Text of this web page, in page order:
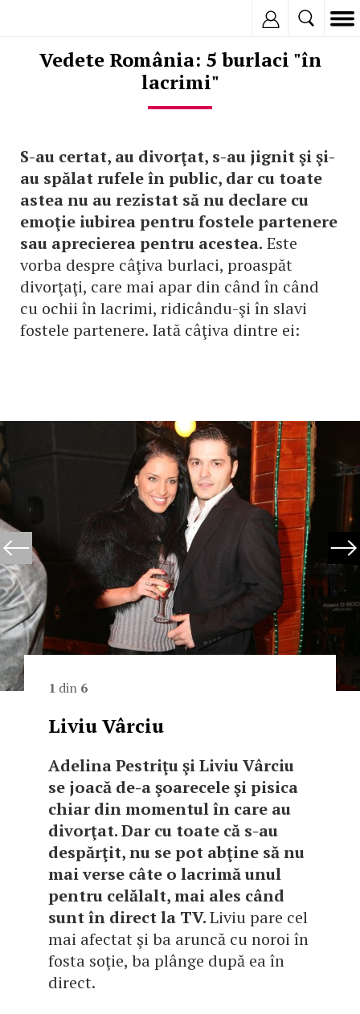
Vedete România: 5 burlaci "în
lacrimi"
S-au certat, au divorţat, s-au jignit şi şi-
au spălat rufele în public, dar cu toate
astea nu au rezistat să nu declare cu
emoţie iubirea pentru fostele partenere
sau aprecierea pentru acestea. Este
vorba despre câţiva burlaci, proaspăt
divorţaţi, care mai apar din când în când
cu ochii în lacrimi, ridicându-şi în slavi
fostele partenere. Iată câţiva dintre ei:
1 din 6
Liviu Vârciu
Adelina Pestriţu şi Liviu Vârciu
se joacă de-a şoarecele şi pisica
chiar din momentul în care au
divorţat. Dar cu toate că s-au
despărţit, nu se pot abţine să nu
mai verse câte o lacrimă unul
pentru celălalt, mai ales când
sunt în direct la TV.Liviu pare cel
mai afectat şi ba aruncă cu noroi în
fosta soţie, ba plânge după ea în
direct.